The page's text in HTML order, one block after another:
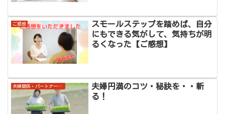
ご感想
スモールステップを踏めば、自分
にもできる気がして、気持ちが明
るくなった【ご感想】
夫婦関係・パートナーシップ
夫婦円満のコツ・秘訣を・・斬
る！